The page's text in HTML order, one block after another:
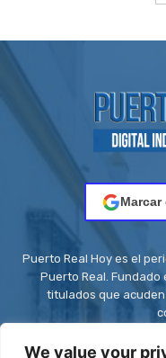
We value your
Puerto Real Hoy es el
Puerto Real. Fundado
titulados que
Contacto: